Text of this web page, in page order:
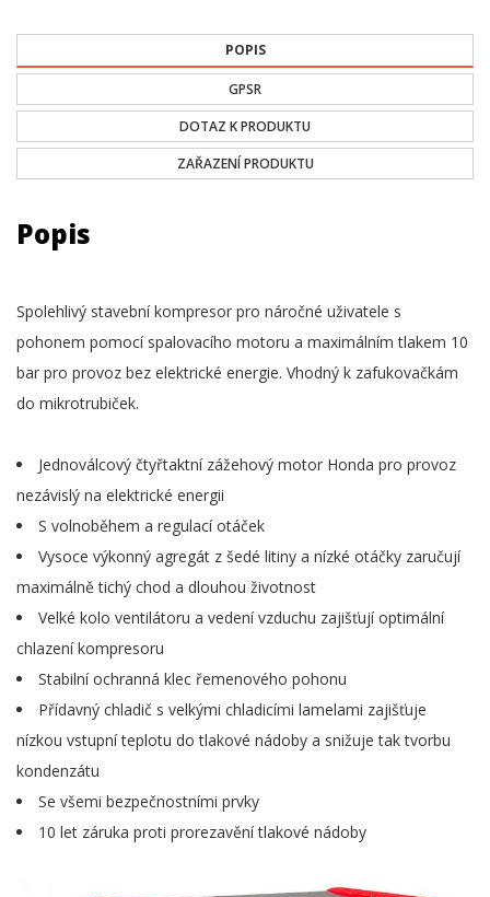
POPIS
GPSR
DOTAZ K PRODUKTU
ZAŘAZENÍ PRODUKTU
Popis
Spolehlivý stavební kompresor pro náročné uživatele s
pohonem pomocí spalovacího motoru a maximálním tlakem 10
bar pro provoz bez elektrické energie. Vhodný k zafukovačkám
do mikrotrubiček.
Jednoválcový čtyřtaktní zážehový motor Honda pro provoz
nezávislý na elektrické energii
S volnoběhem a regulací otáček
Vysoce výkonný agregát z šedé litiny a nízké otáčky zaručují
maximálně tichý chod a dlouhou životnost
Velké kolo ventilátoru a vedení vzduchu zajišťují optimální
chlazení kompresoru
Stabilní ochranná klec řemenového pohonu
Přídavný chladič s velkými chladicími lamelami zajišťuje
nízkou vstupní teplotu do tlakové nádoby a snižuje tak tvorbu
kondenzátu
Se všemi bezpečnostními prvky
10 let záruka proti prorezavění tlakové nádoby